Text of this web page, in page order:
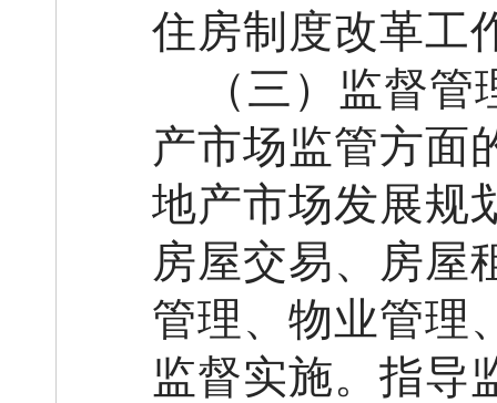
住房制度改革工
（三 ）监督管
产市场监管方面
地产市场发展规
房屋交易、 房屋
管理、物业管理
监督实施。指导